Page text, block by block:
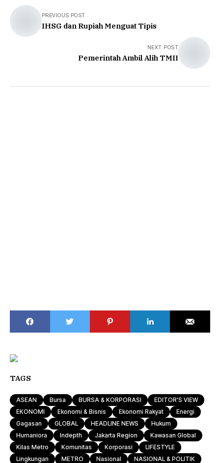
PREVIOUS POST
IHSG dan Rupiah Menguat Tipis
NEXT POST
Pemerintah Ambil Alih TMII
TAGS
ASEAN Bursa BURSA & KORPORASI
EDITOR'S VIEW
EKONOMI
Ekonomi & Bisnis Ekonomi Rakyat
Energi
Gagasan
GLOBAL HEADLINE NEWS
Hukum
Humaniora
Indepth Jakarta Region
Kawasan Global
Kilas Metro
Komunitas Korporasi
LIFESTYLE
Lingkungan
METRO Nasional
NASIONAL & POLITIK